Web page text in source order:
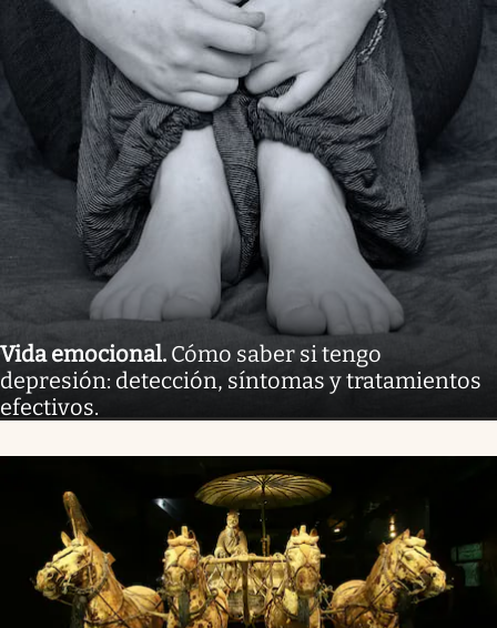
Vida emocional. Cómo saber si tengo
depresión: detección, síntomas y tratamientos
efectivos.